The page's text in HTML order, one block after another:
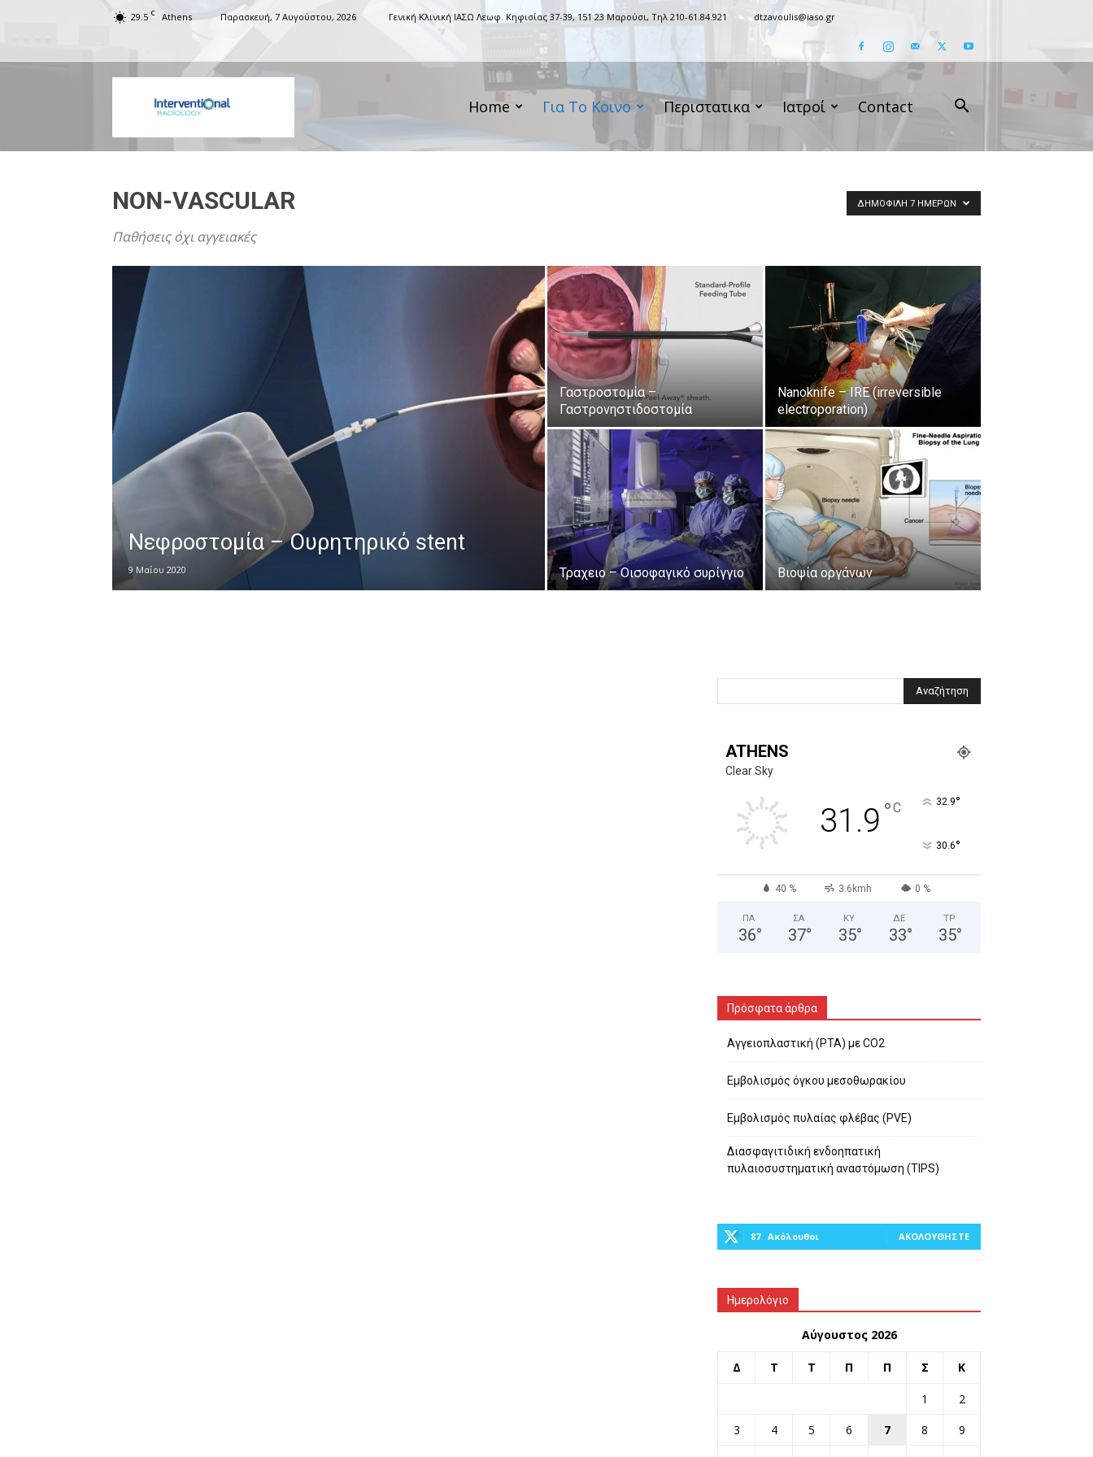
29.5 C Athens Παρασκευή, 7 Αυγούστου, 2026 Γενική Κλινική ΙΑΣΩ Λεωφ. Κηφισίας 37-39, 151 23 Μαρούσι, Τηλ 210-61.84.921 dtzavoulis@iaso.gr
Home Για Το Κοινο Περιστατικα Ιατροί Contact
NON-VASCULAR
Παθήσεις όχι αγγειακές
ΔΗΜΟΦΙΛΉ 7 ΗΜΕΡΏΝ
Νεφροστομία – Ουρητηρικό stent
9 Μαΐου 2020
Γαστροστομία –
Γαστρονηστιδοστομία
Nanoknife – IRE (irreversible
electroporation)
Τραχειο – Οισοφαγικό συρίγγιο Βιοψία οργάνων
ATHENS
Clear Sky
31.9 °C 32.9°
30.6°
40 % 3.6kmh 0 %
ΠΑ
36°
ΣΑ
37°
ΚΥ
35°
ΔΕ
33°
ΤΡ
35°
Πρόσφατα άρθρα
Αγγειοπλαστική (PTA) με CO2
Εμβολισμός όγκου μεσοθωρακίου
Εμβολισμός πυλαίας φλέβας (PVE)
Διασφαγιτιδική ενδοηπατική
πυλαιοσυστηματική αναστόμωση (TIPS)
87 Ακόλουθοι ΑΚΟΛΟΥΘΉΣΤΕ
Ημερολόγιο
Αύγουστος 2026
Δ Τ Τ Π Π Σ Κ
1
2
3
4 5 6 7 8
9